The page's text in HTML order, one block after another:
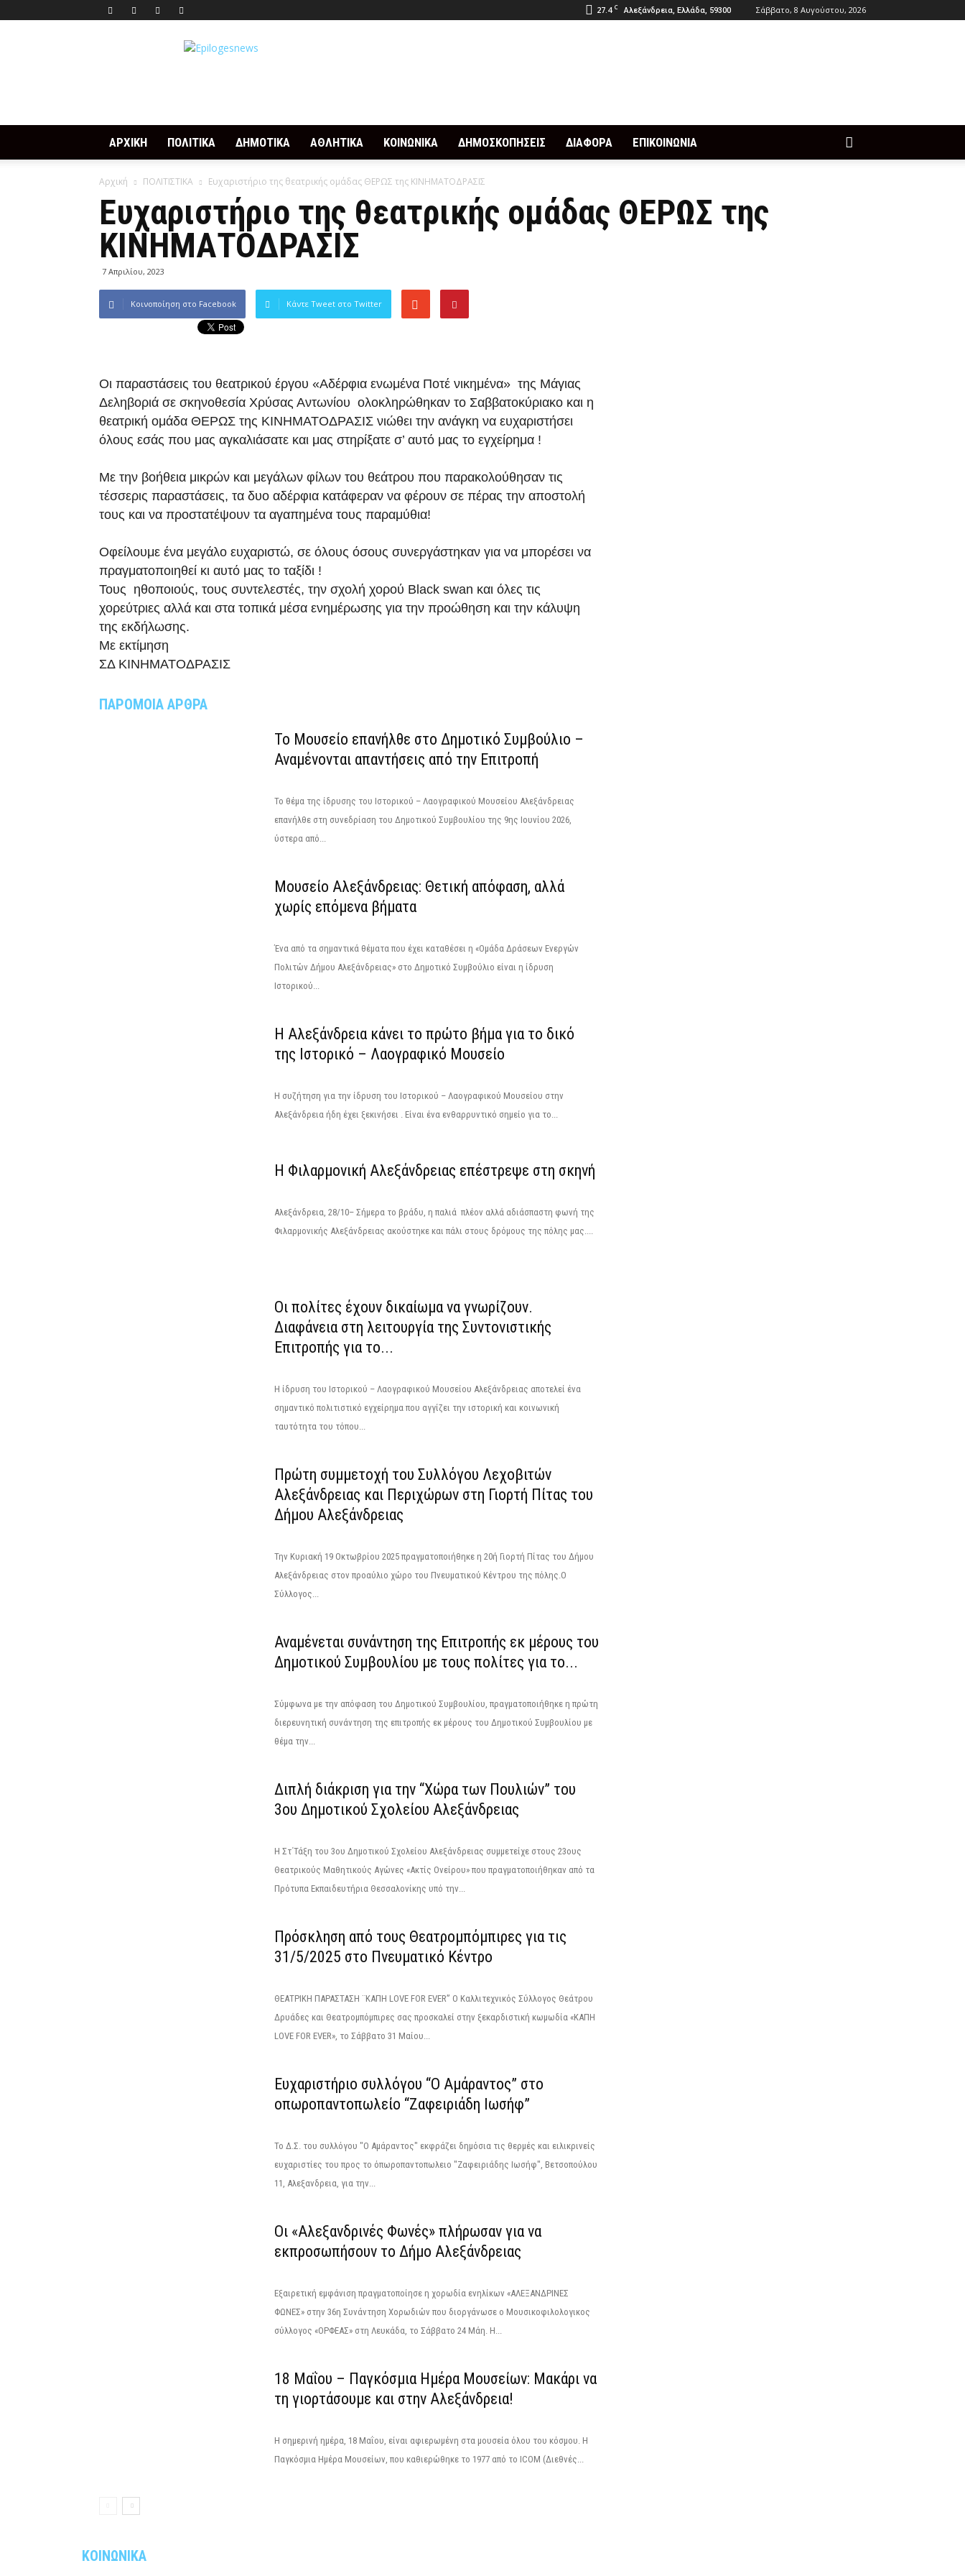
27.4 C Αλεξάνδρεια, Ελλάδα, 59300 Σάββατο, 8 Αυγούστου, 2026
Epilogesnews
ΑΡΧΙΚΗ ΠΟΛΙΤΙΚΑ ΔΗΜΟΤΙΚΑ ΑΘΛΗΤΙΚΑ ΚΟΙΝΩΝΙΚΑ ΔΗΜΟΣΚΟΠΗΣΕΙΣ ΔΙΑΦΟΡΑ ΕΠΙΚΟΙΝΩΝΙΑ
Αρχική ΠΟΛΙΤΙΣΤΙΚΑ Ευχαριστήριο της θεατρικής ομάδας ΘΕΡΩΣ της ΚΙΝΗΜΑΤΟΔΡΑΣΙΣ
Ευχαριστήριο της θεατρικής ομάδας ΘΕΡΩΣ της
ΚΙΝΗΜΑΤΟΔΡΑΣΙΣ
7 Απριλίου, 2023
Κοινοποίηση στο Facebook Κάντε Tweet στο Twitter
Οι παραστάσεις του θεατρικού έργου «Αδέρφια ενωμένα Ποτέ νικημένα» της Μάγιας
Δεληβοριά σε σκηνοθεσία Χρύσας Αντωνίου ολοκληρώθηκαν το Σαββατοκύριακο και η
θεατρική ομάδα ΘΕΡΩΣ της ΚΙΝΗΜΑΤΟΔΡΑΣΙΣ νιώθει την ανάγκη να ευχαριστήσει
όλους εσάς που μας αγκαλιάσατε και μας στηρίξατε σ’ αυτό μας το εγχείρημα !
Με την βοήθεια μικρών και μεγάλων φίλων του θεάτρου που παρακολούθησαν τις
τέσσερις παραστάσεις, τα δυο αδέρφια κατάφεραν να φέρουν σε πέρας την αποστολή
τους και να προστατέψουν τα αγαπημένα τους παραμύθια!
Οφείλουμε ένα μεγάλο ευχαριστώ, σε όλους όσους συνεργάστηκαν για να μπορέσει να
πραγματοποιηθεί κι αυτό μας το ταξίδι !
Τους ηθοποιούς, τους συντελεστές, την σχολή χορού Black swan και όλες τις
χορεύτριες αλλά και στα τοπικά μέσα ενημέρωσης για την προώθηση και την κάλυψη
της εκδήλωσης.
Με εκτίμηση
ΣΔ ΚΙΝΗΜΑΤΟΔΡΑΣΙΣ
ΠΑΡΟΜΟΙΑ ΑΡΘΡΑ
Το Μουσείο επανήλθε στο Δημοτικό Συμβούλιο –
Αναμένονται απαντήσεις από την Επιτροπή
Το θέμα της ίδρυσης του Ιστορικού – Λαογραφικού Μουσείου Αλεξάνδρειας
επανήλθε στη συνεδρίαση του Δημοτικού Συμβουλίου της 9ης Ιουνίου 2026,
ύστερα από...
Μουσείο Αλεξάνδρειας: Θετική απόφαση, αλλά
χωρίς επόμενα βήματα
Ένα από τα σημαντικά θέματα που έχει καταθέσει η «Ομάδα Δράσεων Ενεργών
Πολιτών Δήμου Αλεξάνδρειας» στο Δημοτικό Συμβούλιο είναι η ίδρυση
Ιστορικού...
Η Αλεξάνδρεια κάνει το πρώτο βήμα για το δικό
της Ιστορικό – Λαογραφικό Μουσείο
Η συζήτηση για την ίδρυση του Ιστορικού – Λαογραφικού Μουσείου στην
Αλεξάνδρεια ήδη έχει ξεκινήσει . Είναι ένα ενθαρρυντικό σημείο για το...
Η Φιλαρμονική Αλεξάνδρειας επέστρεψε στη σκηνή
Αλεξάνδρεια, 28/10– Σήμερα το βράδυ, η παλιά πλέον αλλά αδιάσπαστη φωνή της
Φιλαρμονικής Αλεξάνδρειας ακούστηκε και πάλι στους δρόμους της πόλης μας....
Οι πολίτες έχουν δικαίωμα να γνωρίζουν.
Διαφάνεια στη λειτουργία της Συντονιστικής
Επιτροπής για το...
Η ίδρυση του Ιστορικού – Λαογραφικού Μουσείου Αλεξάνδρειας αποτελεί ένα
σημαντικό πολιτιστικό εγχείρημα που αγγίζει την ιστορική και κοινωνική
ταυτότητα του τόπου...
Πρώτη συμμετοχή του Συλλόγου Λεχοβιτών
Αλεξάνδρειας και Περιχώρων στη Γιορτή Πίτας του
Δήμου Αλεξάνδρειας
Την Κυριακή 19 Οκτωβρίου 2025 πραγματοποιήθηκε η 20ή Γιορτή Πίτας του Δήμου
Αλεξάνδρειας στον προαύλιο χώρο του Πνευματικού Κέντρου της πόλης.Ο
Σύλλογος...
Αναμένεται συνάντηση της Επιτροπής εκ μέρους του
Δημοτικού Συμβουλίου με τους πολίτες για το...
Σύμφωνα με την απόφαση του Δημοτικού Συμβουλίου, πραγματοποιήθηκε η πρώτη
διερευνητική συνάντηση της επιτροπής εκ μέρους του Δημοτικού Συμβουλίου με
θέμα την...
Διπλή διάκριση για την “Χώρα των Πουλιών” του
3ου Δημοτικού Σχολείου Αλεξάνδρειας
Η Στ΄Τάξη του 3ου Δημοτικού Σχολείου Αλεξάνδρειας συμμετείχε στους 23ους
Θεατρικούς Μαθητικούς Αγώνες «Ακτίς Ονείρου» που πραγματοποιήθηκαν από τα
Πρότυπα Εκπαιδευτήρια Θεσσαλονίκης υπό την...
Πρόσκληση από τους Θεατρομπόμπιρες για τις
31/5/2025 στο Πνευματικό Κέντρο
ΘΕΑΤΡΙΚΗ ΠΑΡΑΣΤΑΣΗ ¨ΚΑΠΗ LOVE FOR EVER” O Καλλιτεχνικός Σύλλογος Θεάτρου
Δρυάδες και Θεατρομπόμπιρες σας προσκαλεί στην ξεκαρδιστική κωμωδία «ΚΑΠΗ
LOVE FOR EVER», το Σάββατο 31 Μαίου...
Ευχαριστήριο συλλόγου “Ο Αμάραντος” στο
οπωροπαντοπωλείο “Ζαφειριάδη Ιωσήφ”
Το Δ.Σ. του συλλόγου "Ο Αμάραντος" εκφράζει δημόσια τις θερμές και ειλικρινείς
ευχαριστίες του προς το όπωροπαντοπωλειο "Ζαφειριάδης Ιωσήφ", Βετσοπούλου
11, Αλεξανδρεια, για την...
Οι «Αλεξανδρινές Φωνές» πλήρωσαν για να
εκπροσωπήσουν το Δήμο Αλεξάνδρειας
Εξαιρετική εμφάνιση πραγματοποίησε η χορωδία ενηλίκων «ΑΛΕΞΑΝΔΡΙΝΕΣ
ΦΩΝΕΣ» στην 36η Συνάντηση Χορωδιών που διοργάνωσε ο Μουσικοφιλολογικος
σύλλογος «ΟΡΦΕΑΣ» στη Λευκάδα, το Σάββατο 24 Μάη. Η...
18 Μαΐου – Παγκόσμια Ημέρα Μουσείων: Μακάρι να
τη γιορτάσουμε και στην Αλεξάνδρεια!
Η σημερινή ημέρα, 18 Μαΐου, είναι αφιερωμένη στα μουσεία όλου του κόσμου. Η
Παγκόσμια Ημέρα Μουσείων, που καθιερώθηκε το 1977 από το ICOM (Διεθνές...
ΚΟΙΝΩΝΙΚΑ